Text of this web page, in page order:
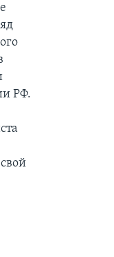
РФ.